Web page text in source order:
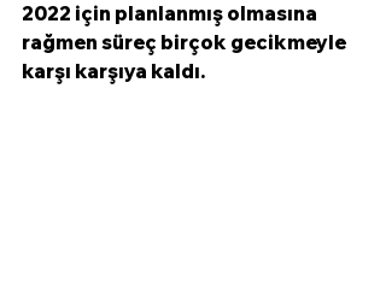
2022 için planlanmış olmasına
rağmen süreç birçok gecikmeyle
karşı karşıya kaldı.